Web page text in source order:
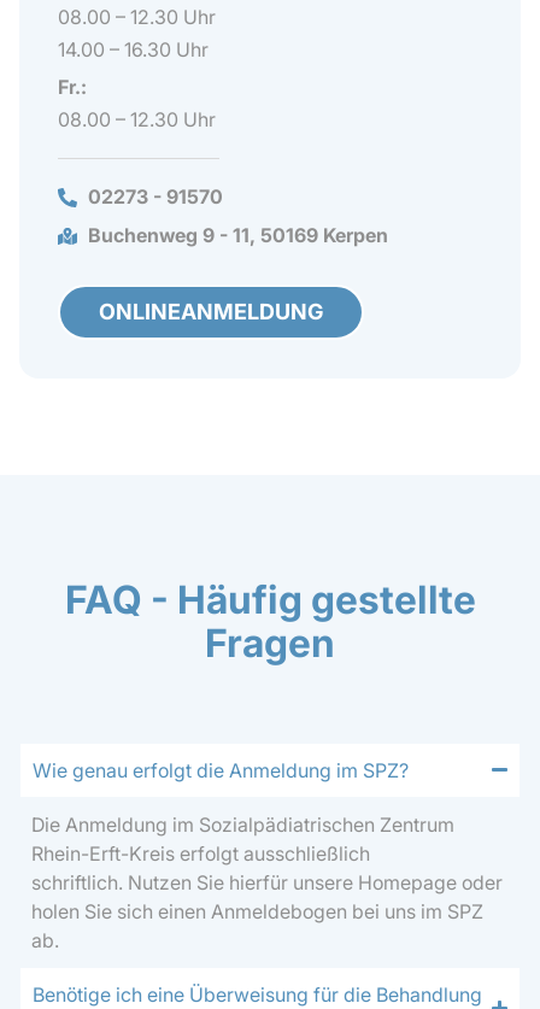
08.00 – 12.30 Uhr
14.00 – 16.30 Uhr
Fr.:
08.00 – 12.30 Uhr
02273 - 91570
Buchenweg 9 - 11, 50169 Kerpen
ONLINEANMELDUNG
FAQ - Häufig gestellte
Fragen
Wie genau erfolgt die Anmeldung im SPZ?
Die Anmeldung im Sozialpädiatrischen Zentrum
Rhein-Erft-Kreis erfolgt ausschließlich
schriftlich. Nutzen Sie hierfür unsere Homepage oder
holen Sie sich einen Anmeldebogen bei uns im SPZ
ab.
Benötige ich eine Überweisung für die Behandlung